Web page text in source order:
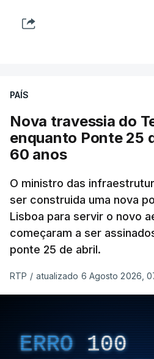
PAÍS
Nova travessia do
enquanto Ponte 25
60 anos
O ministro das
ser construida uma nova
Lisboa para servir o novo
começaram a ser
ponte 25 de abril.
RTP / atualizado 6 Agosto 2026,
ERRO 100